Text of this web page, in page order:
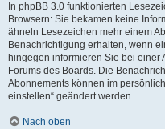
In phpBB 3.0 funktionierten
Browsern: Sie bekamen keine
ähneln Lesezeichen mehr einem
Benachrichtigung erhalten, wenn
hingegen informieren Sie bei
Forums des Boards. Die
Abonnements können im
einstellen“ geändert werden.
Nach oben